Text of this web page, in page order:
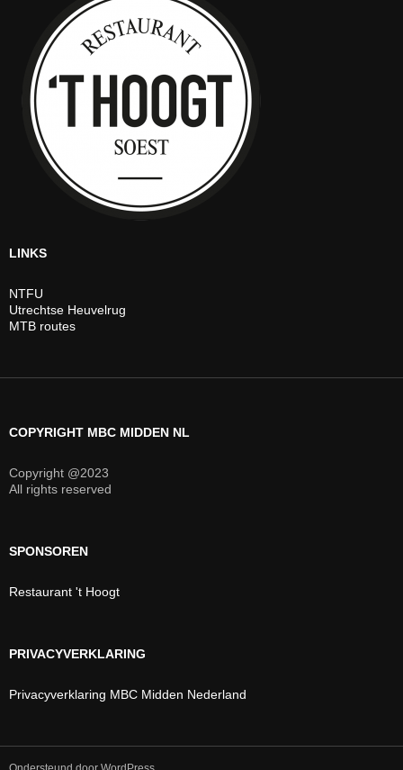
LINKS
NTFU
Utrechtse Heuvelrug
MTB routes
COPYRIGHT MBC MIDDEN NL
Copyright @2023
All rights reserved
SPONSOREN
Restaurant 't Hoogt
PRIVACYVERKLARING
Privacyverklaring MBC Midden Nederland